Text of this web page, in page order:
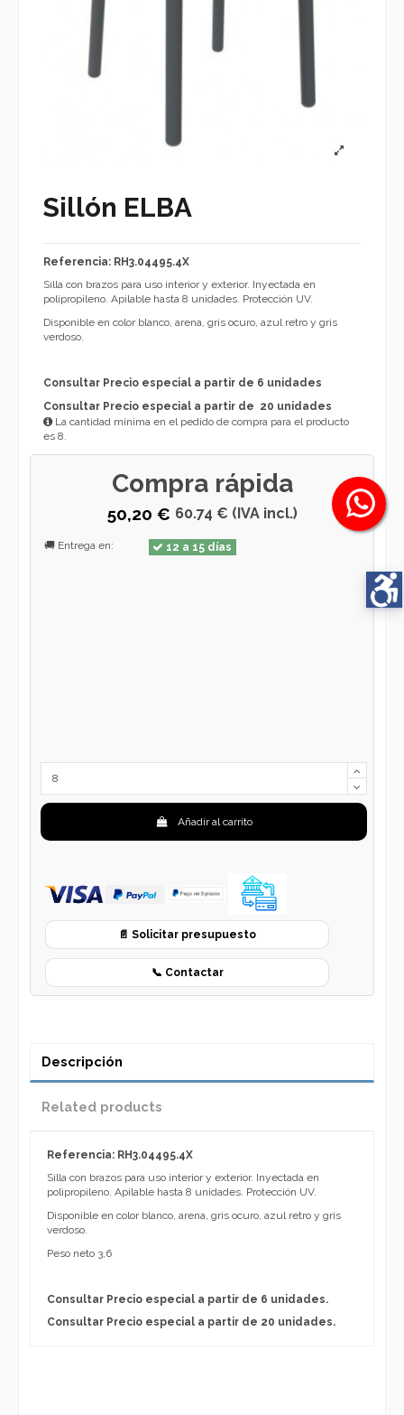
Sillón ELBA
Referencia: RH3.04495.4X
Silla con brazos para uso interior y exterior. Inyectada en
polipropileno. Apilable hasta 8 unidades. Protección UV.
Disponible en color blanco, arena, gris ocuro, azul retro y gris
verdoso.
Consultar Precio especial a partir de 6 unidades
Consultar Precio especial a partir de 20 unidades
Añadir al carrito
La cantidad mínima en el pedido de compra para el producto
es 8.
Compra rápida
50,20 € 60.74 € (IVA incl.)
🚚 Entrega en: 12 a 15 días
📄 Solicitar presupuesto
📞 Contactar
Descripción
Related products
Referencia: RH3.04495.4X
Silla con brazos para uso interior y exterior. Inyectada en
polipropileno. Apilable hasta 8 unidades. Protección UV.
Disponible en color blanco, arena, gris ocuro, azul retro y gris
verdoso.
Peso neto 3,6
Consultar Precio especial a partir de 6 unidades.
Consultar Precio especial a partir de 20 unidades.